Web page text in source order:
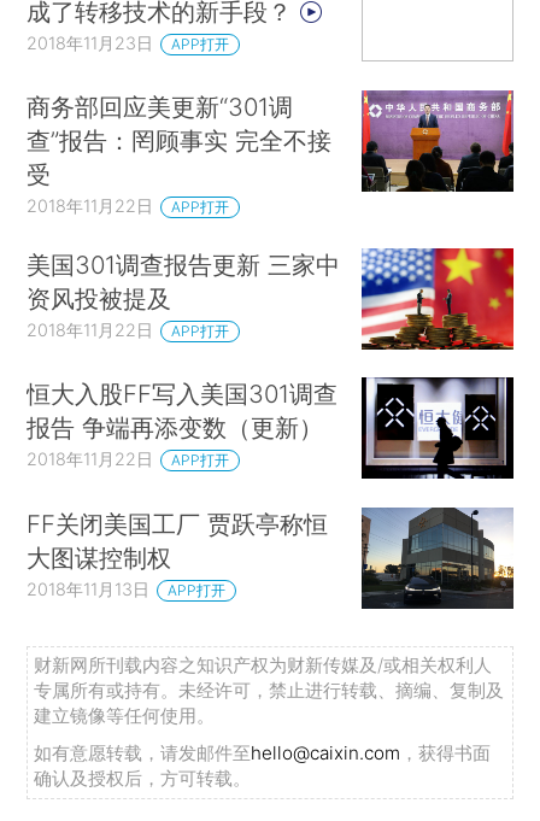
成了转移技术的新手段？
2018年11月23日 APP打开
商务部回应美更新“301调
查”报告：罔顾事实 完全不接
受
2018年11月22日 APP打开
美国301调查报告更新 三家中
资风投被提及
2018年11月22日 APP打开
恒大入股FF写入美国301调查
报告 争端再添变数（更新）
2018年11月22日 APP打开
FF关闭美国工厂 贾跃亭称恒
大图谋控制权
2018年11月13日 APP打开
财新网所刊载内容之知识产权为财新传媒及/或相关权利人
专属所有或持有。未经许可，禁止进行转载、摘编、复制及
建立镜像等任何使用。
如有意愿转载，请发邮件至hello@caixin.com ，获得书面
确认及授权后，方可转载。